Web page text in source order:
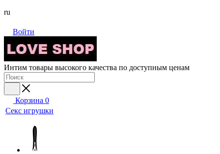
ru
Войти
Интим товары высокого качества по доступным ценам
Корзина 0
Секс игрушки